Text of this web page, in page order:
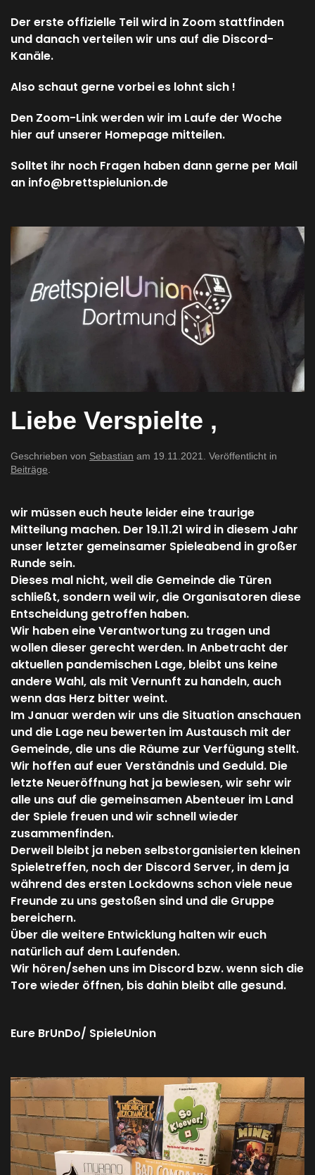
Der erste offizielle Teil wird in Zoom stattfinden
und danach verteilen wir uns auf die Discord-
Kanäle.
Also schaut gerne vorbei es lohnt sich !
Den Zoom-Link werden wir im Laufe der Woche
hier auf unserer Homepage mitteilen.
Solltet ihr noch Fragen haben dann gerne per Mail
an info@brettspielunion.de
Liebe Verspielte ,
Geschrieben von Sebastian am 19.11.2021
. Veröffentlicht in
Beiträge
wir müssen euch heute leider eine traurige
Mitteilung machen. Der 19.11.21 wird in diesem Jahr
unser letzter gemeinsamer Spieleabend in großer
Runde sein.
Dieses mal nicht, weil die Gemeinde die Türen
schließt, sondern weil wir, die Organisatoren diese
Entscheidung getroffen haben.
Wir haben eine Verantwortung zu tragen und
wollen dieser gerecht werden. In Anbetracht der
aktuellen pandemischen Lage, bleibt uns keine
andere Wahl, als mit Vernunft zu handeln, auch
wenn das Herz bitter weint.
Im Januar werden wir uns die Situation anschauen
und die Lage neu bewerten im Austausch mit der
Gemeinde, die uns die Räume zur Verfügung stellt.
Wir hoffen auf euer Verständnis und Geduld. Die
letzte Neueröffnung hat ja bewiesen, wir sehr wir
alle uns auf die gemeinsamen Abenteuer im Land
der Spiele freuen und wir schnell wieder
zusammenfinden.
Derweil bleibt ja neben selbstorganisierten kleinen
Spieletreffen, noch der Discord Server, in dem ja
während des ersten Lockdowns schon viele neue
Freunde zu uns gestoßen sind und die Gruppe
bereichern.
Über die weitere Entwicklung halten wir euch
natürlich auf dem Laufenden.
Wir hören/sehen uns im Discord bzw. wenn sich die
Tore wieder öffnen, bis dahin bleibt alle gesund.
Eure BrUnDo/ SpieleUnion